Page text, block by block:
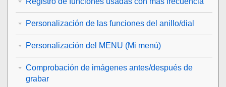
Personalización de las funciones del anillo/dial
Personalización del MENU (Mi menú)
Comprobación de imágenes antes/después de
grabar